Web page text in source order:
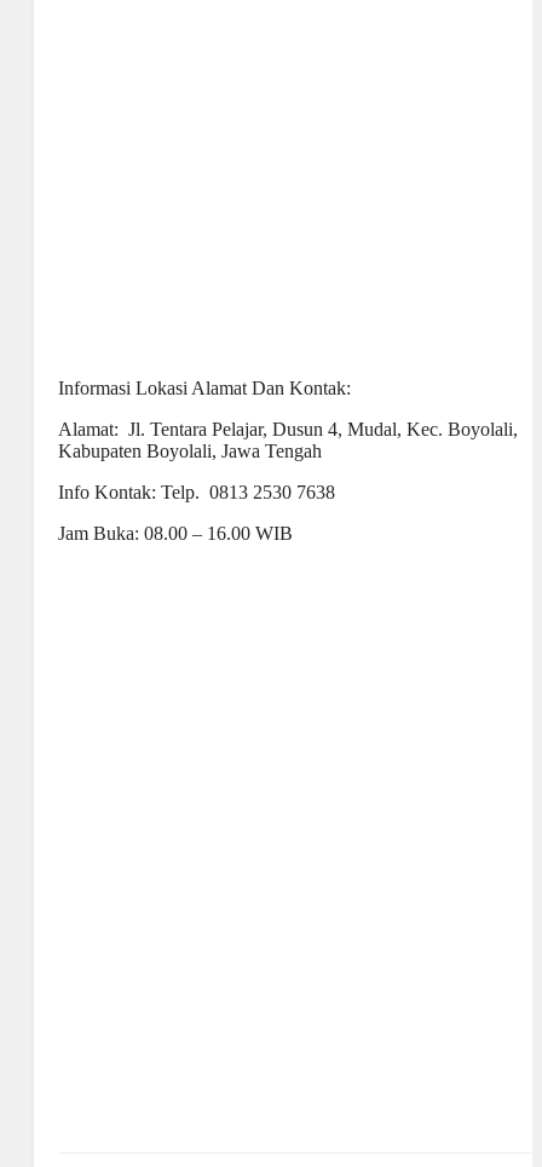
Informasi Lokasi Alamat Dan Kontak:
Alamat: Jl. Tentara Pelajar, Dusun 4, Mudal, Kec. Boyolali,
Kabupaten Boyolali, Jawa Tengah
Info Kontak: Telp. 0813 2530 7638
Jam Buka: 08.00 – 16.00 WIB